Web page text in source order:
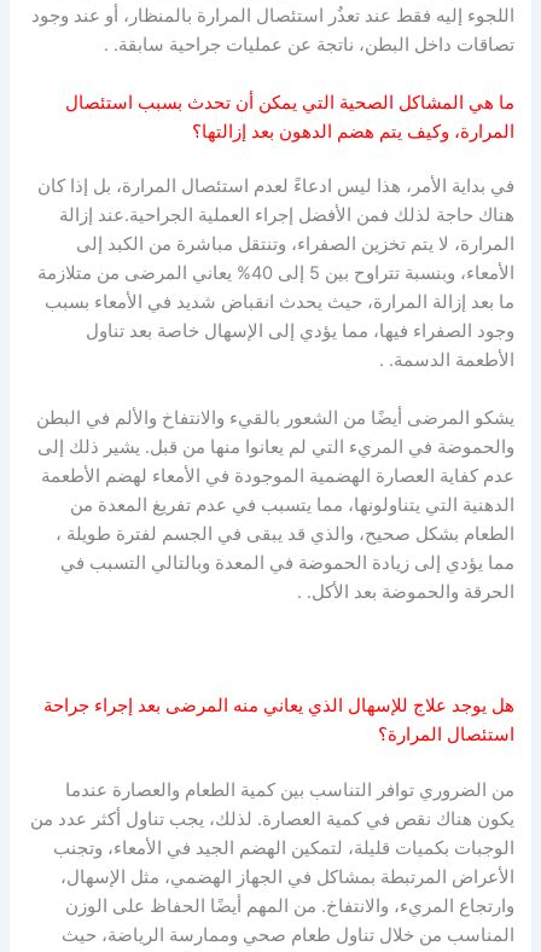
اللجوء إليه فقط عند تعذُر استئصال المرارة بالمنظار، أو عند وجود
تصاقات داخل البطن، ناتجة عن عمليات جراحية سابقة. .
ما هي المشاكل الصحية التي يمكن أن تحدث بسبب استئصال
المرارة، وكيف يتم هضم الدهون بعد إزالتها؟
في بداية الأمر، هذا ليس ادعاءً لعدم استئصال المرارة، بل إذا كان
هناك حاجة لذلك فمن الأفضل إجراء العملية الجراحية.عند إزالة
المرارة، لا يتم تخزين الصفراء، وتنتقل مباشرة من الكبد إلى
الأمعاء، وبنسبة تتراوح بين 5 إلى 40% يعاني المرضى من متلازمة
ما بعد إزالة المرارة، حيث يحدث انقباض شديد في الأمعاء بسبب
وجود الصفراء فيها، مما يؤدي إلى الإسهال خاصة بعد تناول
الأطعمة الدسمة. .
يشكو المرضى أيضًا من الشعور بالقيء والانتفاخ والألم في البطن
والحموضة في المريء التي لم يعانوا منها من قبل. يشير ذلك إلى
عدم كفاية العصارة الهضمية الموجودة في الأمعاء لهضم الأطعمة
الدهنية التي يتناولونها، مما يتسبب في عدم تفريغ المعدة من
الطعام بشكل صحيح، والذي قد يبقى في الجسم لفترة طويلة ،
مما يؤدي إلى زيادة الحموضة في المعدة وبالتالي التسبب في
الحرقة والحموضة بعد الأكل. .
هل يوجد علاج للإسهال الذي يعاني منه المرضى بعد إجراء جراحة
استئصال المرارة؟
من الضروري توافر التناسب بين كمية الطعام والعصارة عندما
يكون هناك نقص في كمية العصارة. لذلك، يجب تناول أكثر عدد من
الوجبات بكميات قليلة، لتمكين الهضم الجيد في الأمعاء، وتجنب
الأعراض المرتبطة بمشاكل في الجهاز الهضمي، مثل الإسهال،
وارتجاع المريء، والانتفاخ. من المهم أيضًا الحفاظ على الوزن
المناسب من خلال تناول طعام صحي وممارسة الرياضة، حيث